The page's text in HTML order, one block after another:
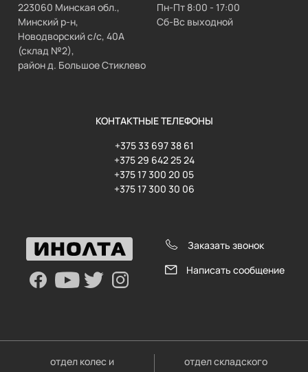
223060 Минская обл.,
Минский р-н,
Новодворский с/с, 40А
(склад №2),
район д. Большое Стиклево
Пн-Пт 8:00 - 17:00
Сб-Вс выходной
КОНТАКТНЫЕ ТЕЛЕФОНЫ
+375 33 697 38 61
+375 29 642 25 24
+375 17 300 20 05
+375 17 300 30 06
Заказать звонок
Написать сообщение
отдел колес и
отдел складского